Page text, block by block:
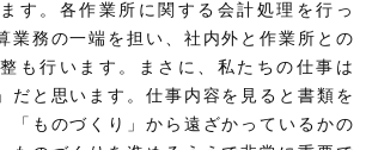
す。各作業所に関する会計処理を行っ
業務の一端を担い、社内外と作業所との
も行います。まさに、私たちの仕事は
だと思います。仕事内容を見ると書類を
「ものづくり」から遠ざかっているかの